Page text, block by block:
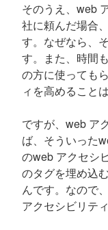
そのうえ、web
社に頼んだ場合
す。なぜなら、
す。また、時間
の方に使っても
ィを高めること
ですが、web ア
ば、そういった
のweb アクセシ
のタグを埋め込
んです。なので
アクセシビリテ